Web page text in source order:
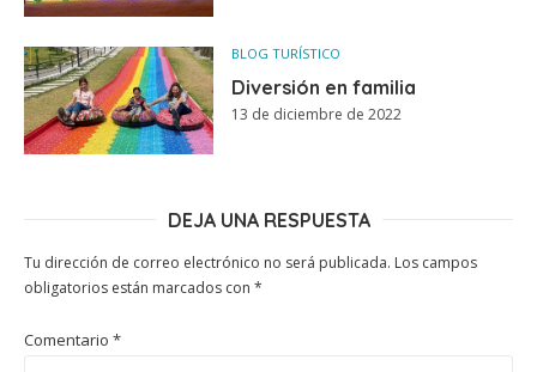
BLOG TURÍSTICO
Diversión en familia
13 de diciembre de 2022
DEJA UNA RESPUESTA
Tu dirección de correo electrónico no será publicada. Los campos
obligatorios están marcados con *
Comentario *